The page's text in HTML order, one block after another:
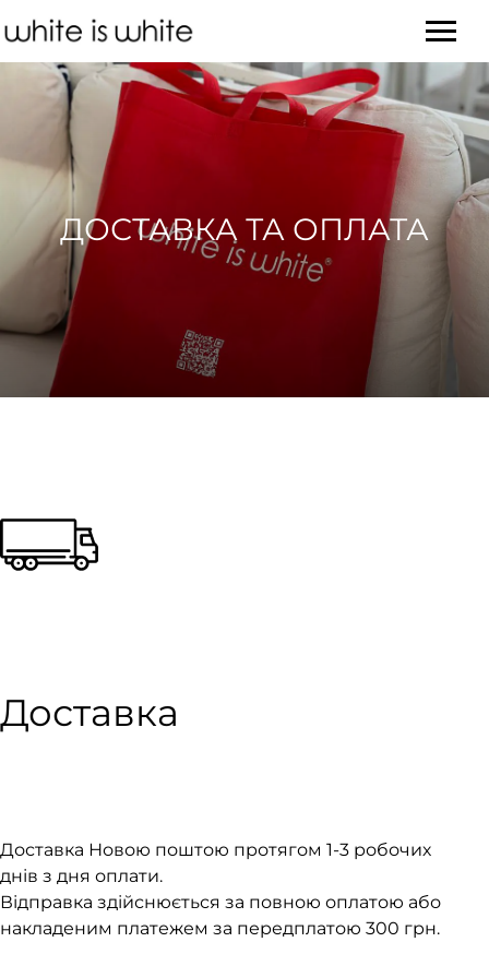
ДОСТАВКА ТА ОПЛАТА
Доставка
Доставка Новою поштою протягом 1-3 робочих
днів з дня оплати.
Відправка здійснюється за повною оплатою або
накладеним платежем за передплатою 300 грн.